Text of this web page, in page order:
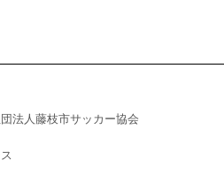
法人藤枝市サッカー協会